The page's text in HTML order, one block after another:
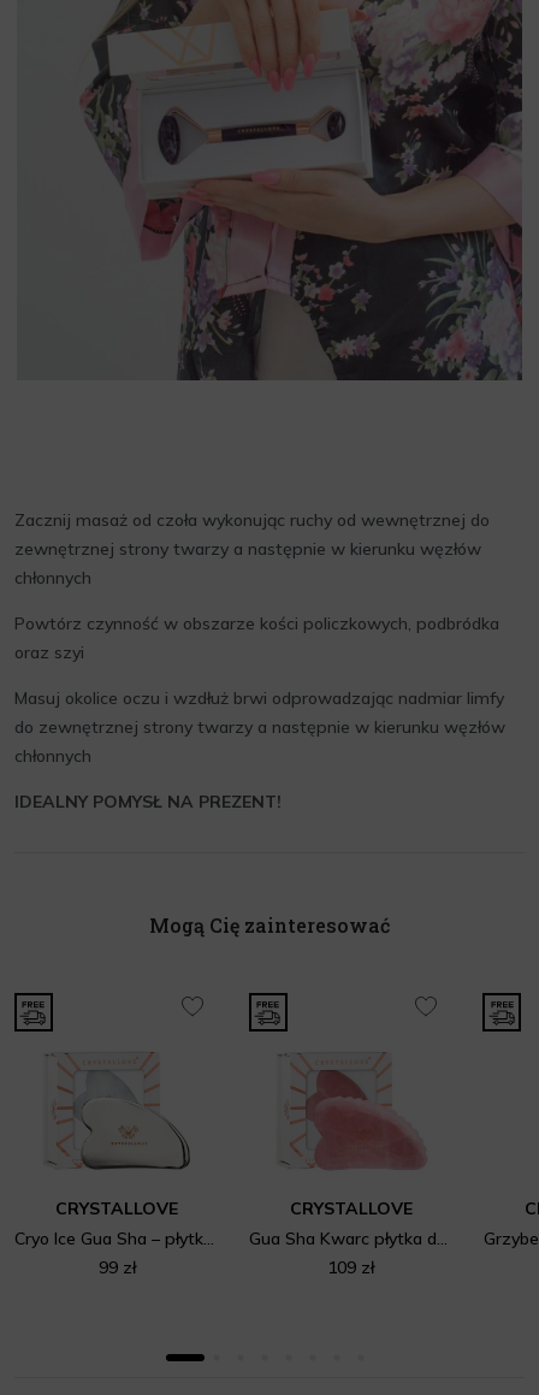
Zacznij masaż od czoła wykonując ruchy od wewnętrznej do
zewnętrznej strony twarzy a następnie w kierunku węzłów
chłonnych
Powtórz czynność w obszarze kości policzkowych, podbródka
oraz szyi
Masuj okolice oczu i wzdłuż brwi odprowadzając nadmiar limfy
do zewnętrznej strony twarzy a następnie w kierunku węzłów
chłonnych
IDEALNY POMYSŁ NA PREZENT!
Mogą Cię zainteresować
CRYSTALLOVE
Cryo Ice Gua Sha – płytka do masażu twarzy gua sha ze stali nierdzewnej
99 zł
CRYSTALLOVE
Gua Sha Kwarc płytka do masażu twarzy
109 zł